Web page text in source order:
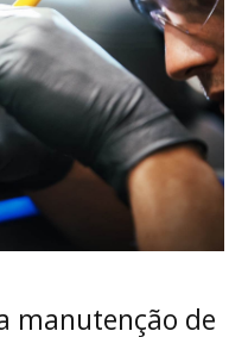
manutenção de